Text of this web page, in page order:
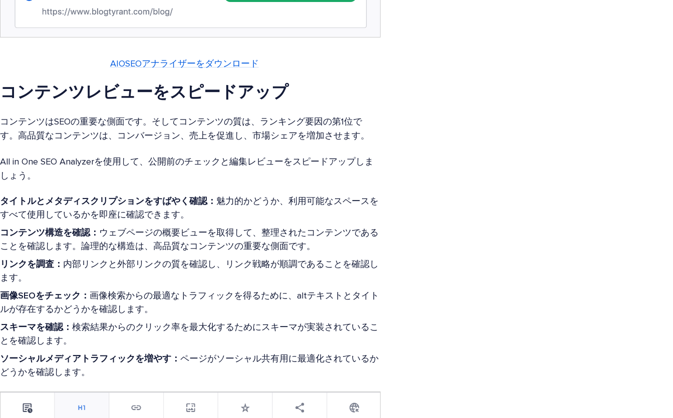
AIOSEOアナライザーをダウンロード
コンテンツレビューをスピードアップ
コンテンツはSEOの重要な側面です。そしてコンテンツの質は、ランキング要因の第1位で
す。高品質なコンテンツは、コンバージョン、売上を促進し、市場シェアを増加させます。
All in One SEO Analyzerを使用して、公開前のチェックと編集レビューをスピードアップしま
しょう。
タイトルとメタディスクリプションをすばやく確認： 魅力的かどうか、利用可能なスペースを
すべて使用しているかを即座に確認できます。
コンテンツ構造を確認： ウェブページの概要ビューを取得して、整理されたコンテンツである
ことを確認します。論理的な構造は、高品質なコンテンツの重要な側面です。
リンクを調査： 内部リンクと外部リンクの質を確認し、リンク戦略が順調であることを確認し
ます。
画像SEOをチェック： 画像検索からの最適なトラフィックを得るために、altテキストとタイト
ルが存在するかどうかを確認します。
スキーマを確認： 検索結果からのクリック率を最大化するためにスキーマが実装されているこ
とを確認します。
ソーシャルメディアトラフィックを増やす： ページがソーシャル共有用に最適化されているか
どうかを確認します。